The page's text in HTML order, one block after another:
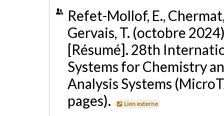
Refet-Mollof, E.,
Gervais, T. (octobre
[Résumé]. 28th
Systems for Chemistry
Analysis Systems
pages).
Lien externe